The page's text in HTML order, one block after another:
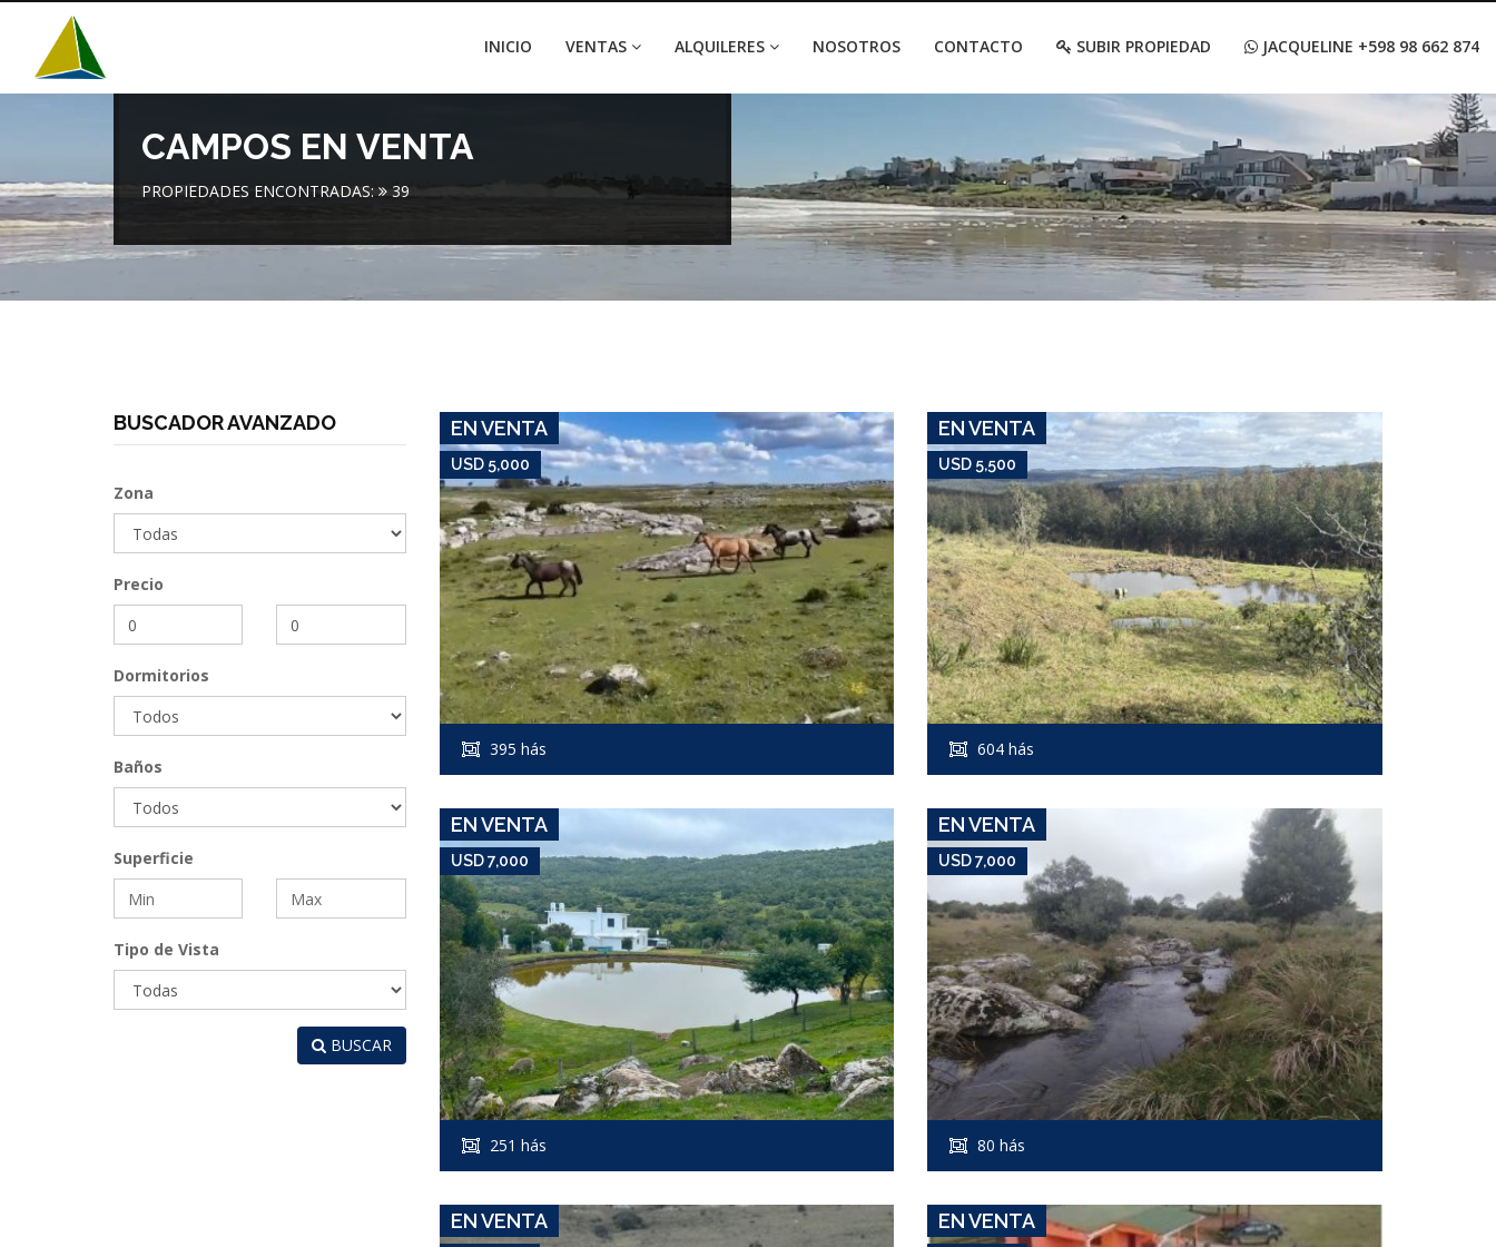
INICIO VENTAS ALQUILERES NOSOTROS CONTACTO SUBIR PROPIEDAD JACQUELINE +598 98 662 874
CAMPOS EN VENTA
PROPIEDADES ENCONTRADAS: 39
BUSCADOR AVANZADO
Zona
Precio
Dormitorios
Baños
Superficie
Tipo de Vista
BUSCAR
EN VENTA
USD 5,000
395 hás
USD 5,500
EN VENTA
USD 5,500
604 hás
USD 7,000
Campo #5908
EN VENTA
USD 7,000
251 hás
USD 7,000
Campo #6310
EN VENTA
USD 7,000
80 hás
USD 7,000
Campo #7363
EN VENTA
USD 7,000
Campo #7367
EN VENTA